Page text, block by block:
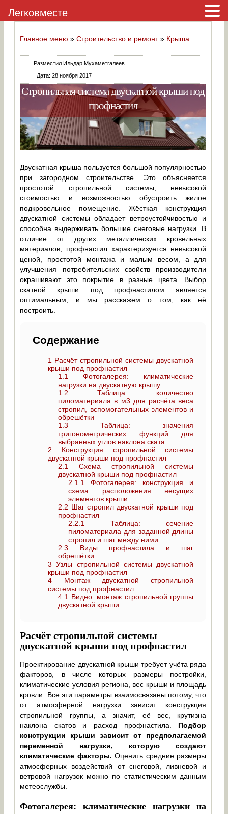
Главное меню »Строительство и ремонт» Крыша
Разместил Ильдар Мухаметгалеев
Дата: 28 ноября 2017
Стропильная система двускатной крыши под
профнастил
Двускатная крыша пользуется большой популярностью
при загородном строительстве. Это объясняется
простотой стропильной системы, невысокой
стоимостью и возможностью обустроить жилое
подкровельное помещение. Жёсткая конструкция
двускатной системы обладает ветроустойчивостью и
способна выдерживать большие снеговые нагрузки. В
отличие от других металлических кровельных
материалов, профнастил характеризуется невысокой
ценой, простотой монтажа и малым весом, а для
улучшения потребительских свойств производители
окрашивают это покрытие в разные цвета. Выбор
скатной крыши под профнастилом является
оптимальным, и мы расскажем о том, как её
построить.
Содержание
1 Расчёт стропильной системы двускатной
крыши под профнастил
1.1
Фотогалерея: климатические
нагрузки на двускатную крышу
1.2 Таблица: количество
пиломатериала в м3 для расчёта веса
стропил, вспомогательных элементов и
обрешётки
1.3 Таблица: значения
тригонометрических функций для
выбранных углов наклона ската
2 Конструкция стропильной системы
двускатной крыши под профнастил
2.1
Схема стропильной системы
двускатной крыши под профнастил
2.1.1
Фотогалерея: конструкция и
схема расположения несущих
элементов крыши
2.2 Шаг стропил двускатной крыши под
профнастил
2.2.1
Таблица: сечение
пиломатериала для заданной длины
стропил и шаг между ними
2.3 Виды профнастила и шаг
обрешётки
3 Узлы стропильной системы двускатной
крыши под профнастил
4 Монтаж двускатной стропильной
системы под профнастил
4.1
Видео: монтаж стропильной группы
двускатной крыши
Расчёт стропильной системы
двускатной крыши под профнастил
Проектирование двускатной крыши требует учёта ряда
факторов, в числе которых размеры постройки,
климатические условия региона, вес крыши и площадь
кровли. Все эти параметры взаимосвязаны потому, что
от атмосферной нагрузки зависит конструкция
стропильной группы, а значит, её вес, крутизна
наклона скатов и расход профнастила. Подбор
конструкции крыши зависит от предполагаемой
переменной нагрузки, которую создают
климатические факторы. Оценить средние размеры
атмосферных воздействий от снеговой, ливневой и
ветровой нагрузок можно по статистическим данным
метеослужбы.
Фотогалерея: климатические нагрузки на
Легковместе